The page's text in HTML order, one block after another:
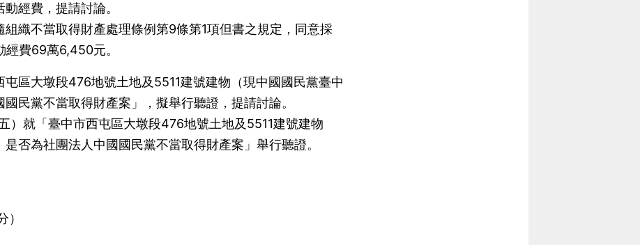
經費，提請討論。
織不當取得財產處理條例第9條第1項但書之規定，同意採
經費69萬6,450元。
區大墩段476地號土地及5511建號建物（現中國國民黨臺中
民黨不當取得財產案」，擬舉行聽證，提請討論。
）就「臺中市西屯區大墩段476地號土地及5511建號建物
是否為社團法人中國國民黨不當取得財產案」舉行聽證。